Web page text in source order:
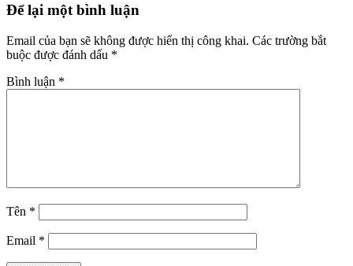
Để lại một bình luận
Email của bạn sẽ không được hiển thị công khai. Các trường bắt
buộc được đánh dấu *
Bình luận *
Tên *
Email *